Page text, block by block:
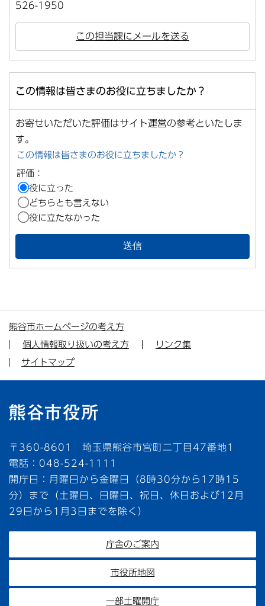
526-1950
この担当課にメールを送る
この情報は皆さまのお役に立ちましたか？
お寄せいただいた評価はサイト運営の参考といたしま
す。
この情報は皆さまのお役に立ちましたか？
評価：
役に立った
どちらとも言えない
役に立たなかった
熊谷市ホームページの考え方
個人情報取り扱いの考え方
リンク集
サイトマップ
〒360-8601 埼玉県熊谷市宮町二丁目47番地1
電話：048-524-1111
開庁日：月曜日から金曜日（8時30分から17時15
分）まで（土曜日、日曜日、祝日、休日および12月
29日から1月3日までを除く）
庁舎のご案内
市役所地図
一部土曜開庁